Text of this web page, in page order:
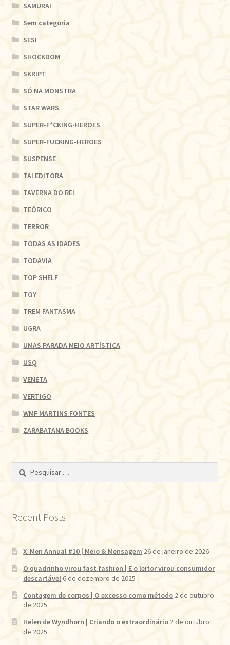
SAMURAI
Sem categoria
SESI
SHOCKDOM
SKRIPT
SÓ NA MONSTRA
STAR WARS
SUPER-F*CKING-HEROES
SUPER-FUCKING-HEROES
SUSPENSE
TAI EDITORA
TAVERNA DO REI
TEÓRICO
TERROR
TODAS AS IDADES
TODAVIA
TOP SHELF
TOY
TREM FANTASMA
UGRA
UMAS PARADA MEIO ARTÍSTICA
USQ
VENETA
VERTIGO
WMF MARTINS FONTES
ZARABATANA BOOKS
Pesquisar
Recent Posts
X-Men Annual #10 | Meio & Mensagem 26 de janeiro de 2026
O quadrinho virou fast fashion | E o leitor virou consumidor
descartável 6 de dezembro de 2025
Contagem de corpos | O excesso como método 2 de outubro
de 2025
Helen de Wyndhorn | Criando o extraordinário 2 de outubro
de 2025